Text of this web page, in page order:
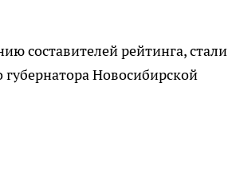
составителей рейтинга, стали
губернатора Новосибирской